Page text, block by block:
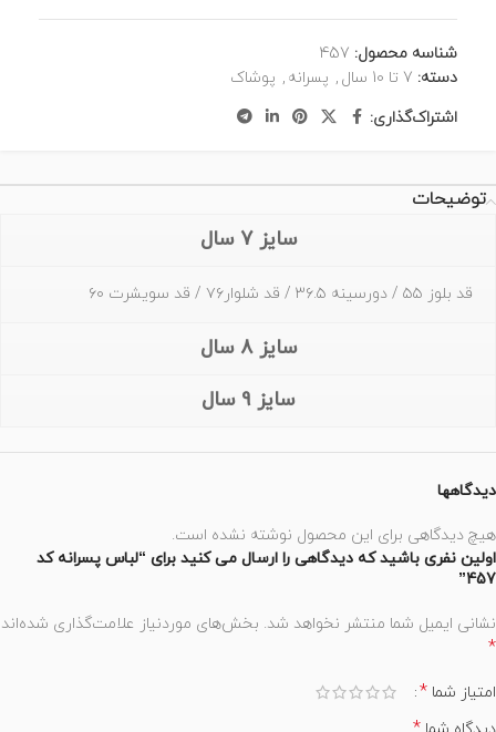
شناسه محصول: 457
دسته: 7 تا 10 سال , پسرانه , پوشاک
اشتراک‌گذاری:
توضیحات
سایز 7 سال
قد بلوز ۵۵ / دورسینه ۳۶.۵ / قد شلوار۷۶ / قد سویشرت ۶۰
سایز 8 سال
سایز 9 سال
دیدگاهها
هیچ دیدگاهی برای این محصول نوشته نشده است.
اولین نفری باشید که دیدگاهی را ارسال می کنید برای “لباس پسرانه کد
457”
نشانی ایمیل شما منتشر نخواهد شد. بخش‌های موردنیاز علامت‌گذاری شده‌اند
*
امتیاز شما *